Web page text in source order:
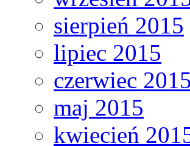
sierpień 2015
lipiec 2015
czerwiec 2015
maj 2015
kwiecień